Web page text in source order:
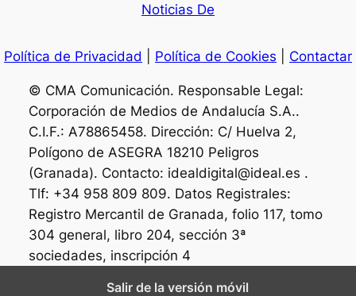
Noticias De
Política de Privacidad Política de Cookies Contactar
© CMA Comunicación. Responsable Legal:
Corporación de Medios de Andalucía S.A..
C.I.F.: A78865458. Dirección: C/ Huelva 2,
Polígono de ASEGRA 18210 Peligros
(Granada). Contacto: idealdigital@ideal.es .
Tlf: +34 958 809 809. Datos Registrales:
Registro Mercantil de Granada, folio 117, tomo
304 general, libro 204, sección 3ª
sociedades, inscripción 4
Salir de la versión móvil